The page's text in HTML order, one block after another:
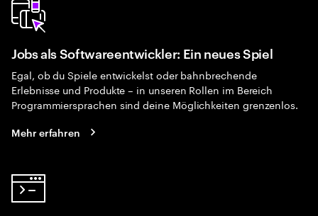
Jobs als Softwareentwickler: Ein neues Spiel
Egal, ob du Spiele entwickelst oder bahnbrechende
Erlebnisse und Produkte – in unseren Rollen im Bereich
Programmiersprachen sind deine Möglichkeiten grenzenlos.
Mehr erfahren